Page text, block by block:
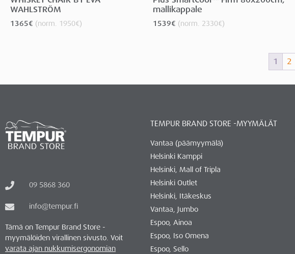
WAHLSTRÖM
1365€ (norm. 1950€)
mallikappale
1539€ (norm. 2330€)
1 2
09 5868 360
info@tempur.fi
Tämä on Tempur Brand Store -
myymälöiden virallinen sivusto. Voit
varata ajan nukkumisergonomian
TEMPUR BRAND STORE -MYYMÄLÄT
Vantaa (päämyymälä)
Helsinki Kamppi
Helsinki, Mall of Tripla
Helsinki Outlet
Helsinki, Itäkeskus
Vantaa, Jumbo
Espoo, Ainoa
Espoo, Iso Omena
Espoo, Sello